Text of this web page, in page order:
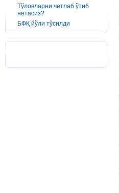
Тўловларни четлаб ўтиб
нетасиз?
БФҚ йўли тўсилди